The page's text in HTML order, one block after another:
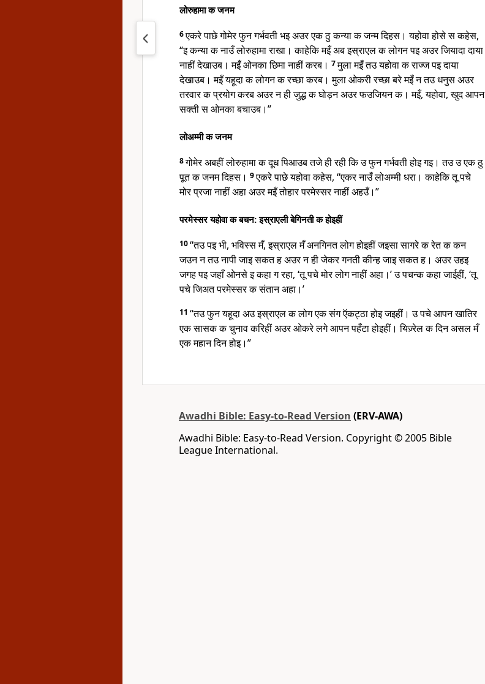
लोरुहामा क जनम
6एकरे पाछे गोमेर फुन गर्भवती भइ अउर एक ठु कन्या क जन्म दिहस। यहोवा होसे स कहेस,
“इ कन्या क नाउँ लोरुहामा राखा। काहेकि मइँ अब इस्राएल क लोगन पइ अउर जियादा दाया
नाहीं देखाउब। मइँ ओनका छिमा नाहीं करब। 7मुला मइँ तउ यहोवा क राज्ज पइ दाया
देखाउब। मइँ यहूदा क लोगन क रच्छा करब। मुला ओकरी रच्छा बरे मइँ न तउ धनुस अउर
तरवार क प्रयोग करब अउर न ही जुद्ध क घोड़न अउर फउजियन क। मइँ, यहोवा, खुद आपन
सक्ती स ओनका बचाउब।”
लोअम्मी क जनम
8गोमेर अबहीं लोरुहामा क दूध पिआउब तजे ही रही कि उ फुन गर्भवती होइ गइ। तउ उ एक ठु
पूत क जनम दिहस। 9एकरे पाछे यहोवा कहेस, “एकर नाउँ लोअम्मी धरा। काहेकि तू पचे
मोर प्रजा नाहीं अहा अउर मइँ तोहार परमेस्सर नाहीं अहउँ।”
परमेस्सर यहोवा क बचन: इस्राएली बेगिनती क होइहीं
10“तउ पइ भी, भविस्स मँ, इस्राएल मँ अनगिनत लोग होइहीं जइसा सागरे क रेत क कन
जउन न तउ नापी जाइ सकत ह अउर न ही जेकर गनती कीन्ह जाइ सकत ह। अउर उहइ
जगह पइ जहाँ ओनसे इ कहा ग रहा, ‘तू पचे मोर लोग नाहीं अहा।’ उ पचन्क कहा जाईहीं, ‘तू
पचे जिअत परमेस्सर क संतान अहा।’
11 “तउ फुन यहूदा अउ इस्राएल क लोग एक संग ऍकट्ठा होइ जइहीं। उ पचे आपन खातिर
एक सासक क चुनाव करिहीं अउर ओकरे लगे आपन पहँटा होइहीं। यिज़्रेल क दिन असल मँ
एक महान दिन होइ।”
Awadhi Bible: Easy-to-Read Version (ERV-AWA)
Awadhi Bible: Easy-to-Read Version. Copyright © 2005 Bible
League International.